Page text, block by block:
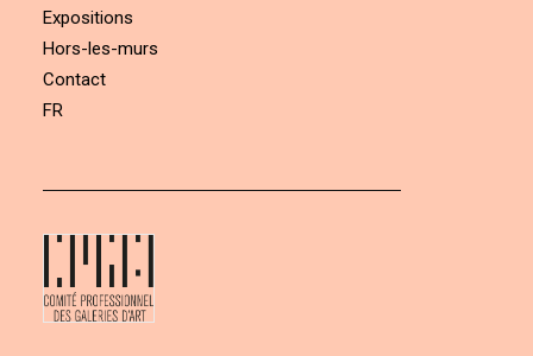
Expositions
Hors-les-murs
Contact
FR